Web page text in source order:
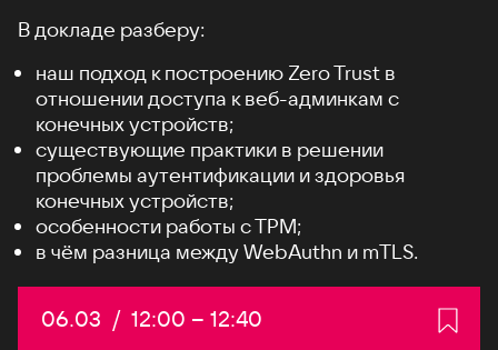
В докладе разберу:
наш подход к построению Zero Trust в
отношении доступа к веб-админкам с
конечных устройств;
существующие практики в решении
проблемы аутентификации и здоровья
конечных устройств;
особенности работы c TPM;
в чём разница между WebAuthn и mTLS.
Дата:
06.03 / Начало:
12:00 – Конец:
12:40